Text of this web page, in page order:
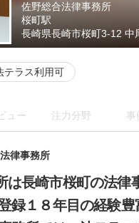
佐野総合法律事務所
桜町駅
長崎県長崎市桜町3-12 中
テラス利用可
ュー 注力分野 事
律事務所
は長崎市桜町の法律
録１８年目の経験